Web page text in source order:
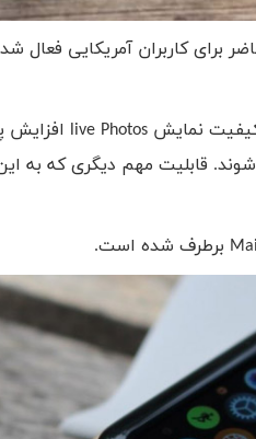
برای کاربران آمریکایی فعال
نمایش live Photos افزایش
قابلیت مهم دیگری که به
برطرف شده است.